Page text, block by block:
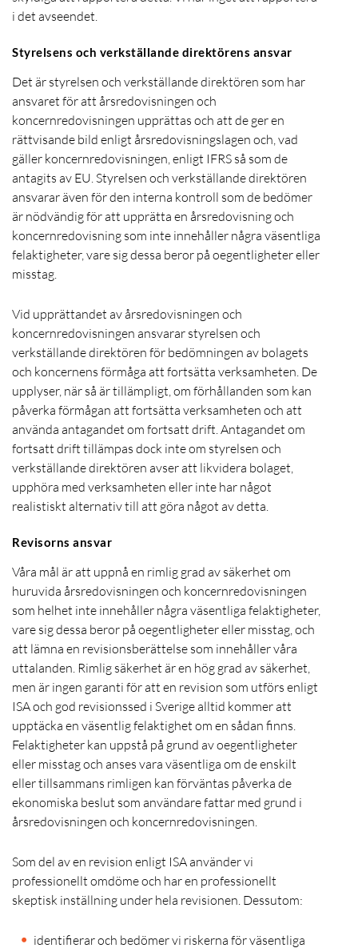
i det avseendet.
Styrelsens och verkställande direktörens ansvar
Det är styrelsen och verkställande direktören som har
ansvaret för att årsredovisningen och
koncernredovisningen upprättas och att de ger en
rättvisande bild enligt årsredovisningslagen och, vad
gäller koncernredovisningen, enligt IFRS så som de
antagits av EU. Styrelsen och verkställande direktören
ansvarar även för den interna kontroll som de bedömer
är nödvändig för att upprätta en årsredovisning och
koncernredovisning som inte innehåller några väsentliga
felaktigheter, vare sig dessa beror på oegentligheter eller
misstag.
Vid upprättandet av årsredovisningen och
koncernredovisningen ansvarar styrelsen och
verkställande direktören för bedömningen av bolagets
och koncernens förmåga att fortsätta verksamheten. De
upplyser, när så är tillämpligt, om förhållanden som kan
påverka förmågan att fortsätta verksamheten och att
använda antagandet om fortsatt drift. Antagandet om
fortsatt drift tillämpas dock inte om styrelsen och
verkställande direktören avser att likvidera bolaget,
upphöra med verksamheten eller inte har något
realistiskt alternativ till att göra något av detta.
Revisorns ansvar
Våra mål är att uppnå en rimlig grad av säkerhet om
huruvida årsredovisningen och koncernredovisningen
som helhet inte innehåller några väsentliga felaktigheter,
vare sig dessa beror på oegentligheter eller misstag, och
att lämna en revisionsberättelse som innehåller våra
uttalanden. Rimlig säkerhet är en hög grad av säkerhet,
men är ingen garanti för att en revision som utförs enligt
ISA och god revisionssed i Sverige alltid kommer att
upptäcka en väsentlig felaktighet om en sådan finns.
Felaktigheter kan uppstå på grund av oegentligheter
eller misstag och anses vara väsentliga om de enskilt
eller tillsammans rimligen kan förväntas påverka de
ekonomiska beslut som användare fattar med grund i
årsredovisningen och koncernredovisningen.
Som del av en revision enligt ISA använder vi
professionellt omdöme och har en professionellt
skeptisk inställning under hela revisionen. Dessutom:
identifierar och bedömer vi riskerna för väsentliga